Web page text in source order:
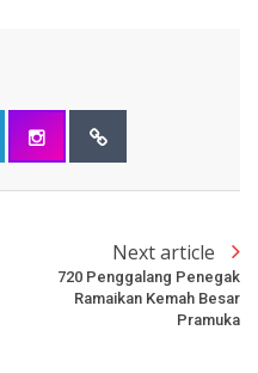
Next article
720 Penggalang Penegak
Ramaikan Kemah Besar
Pramuka